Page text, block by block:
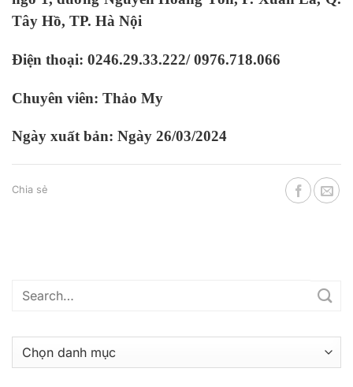
Tây Hồ, TP. Hà Nội
Điện thoại: 0246.29.33.222/ 0976.718.066
Chuyên viên: Thảo My
Ngày xuất bản: Ngày 26/03/2024
Chia sẻ
mục